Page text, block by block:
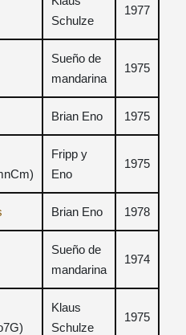
Schulze
1977
Sueño de
mandarina
1975
Brian Eno 1975
Fripp y
Eno
1975
Brian Eno 1978
Sueño de
mandarina
1974
Klaus
Schulze
1975